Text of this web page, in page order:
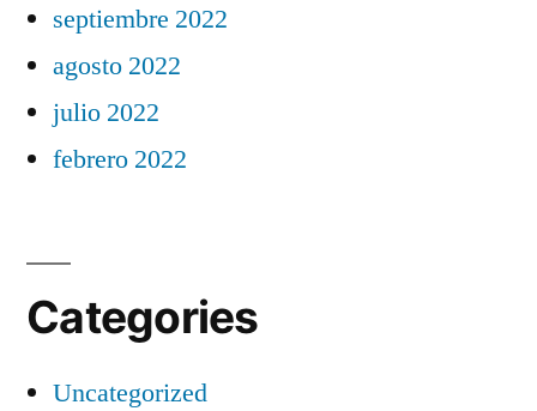
septiembre 2022
agosto 2022
julio 2022
febrero 2022
Categories
Uncategorized